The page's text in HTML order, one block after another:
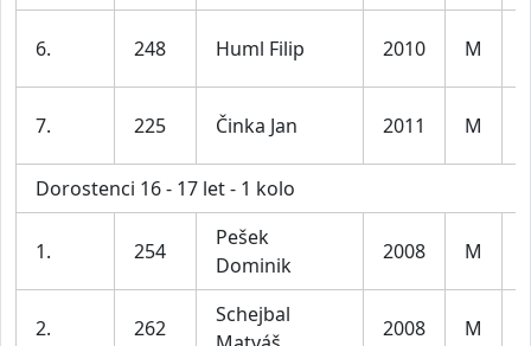
6. 248 Huml Filip 2010 M
7. 225 Činka Jan 2011 M
Dorostenci 16 - 17 let - 1 kolo
1. 254
Pešek
Dominik
2008 M
2. 262
Schejbal
2008 M